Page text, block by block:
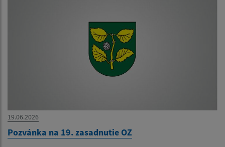
19.06.2026
Pozvánka na 19. zasadnutie OZ